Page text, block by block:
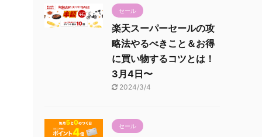
セール
楽天スーパーセールの攻
略法やるべきこと＆お得
に買い物するコツとは！
3月4日〜
2024/3/4
セール